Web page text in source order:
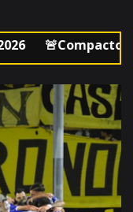
mejores